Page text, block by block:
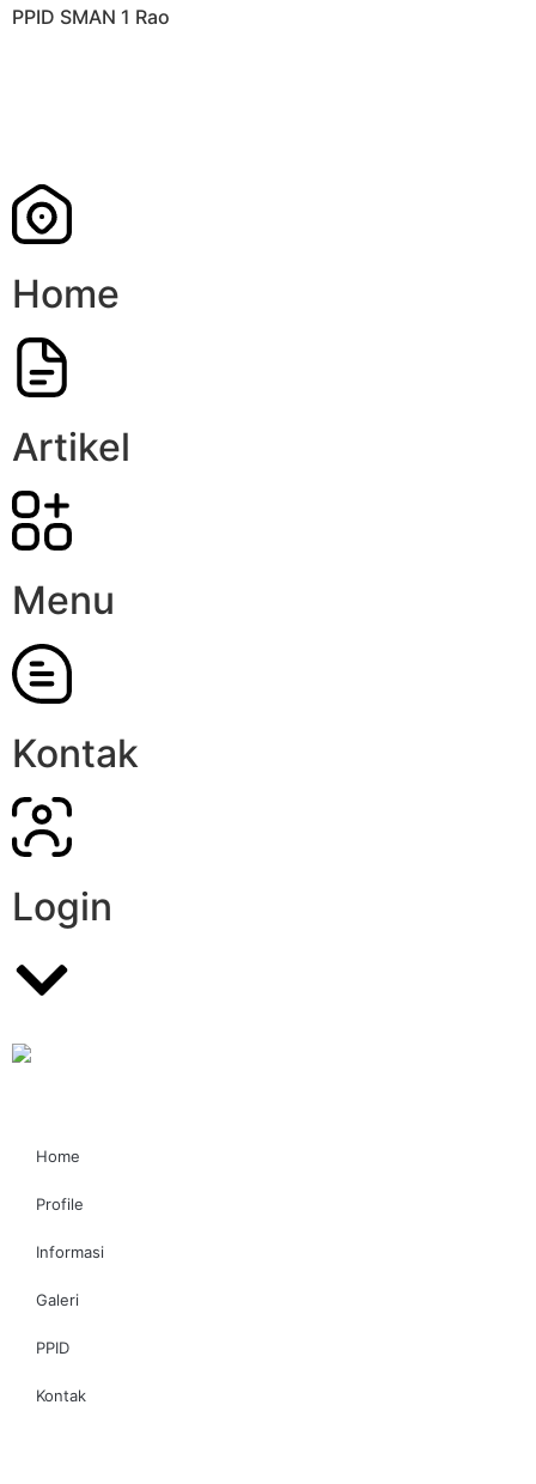
PPID SMAN 1 Rao
Home
Artikel
Menu
Kontak
Login
Home
Profile
Informasi
Galeri
PPID
Kontak